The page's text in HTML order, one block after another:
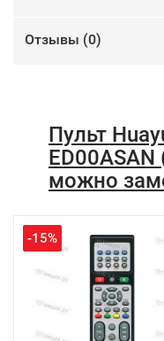
Отзывы (0)
Пульт
ED00ASAN
можно
-15%